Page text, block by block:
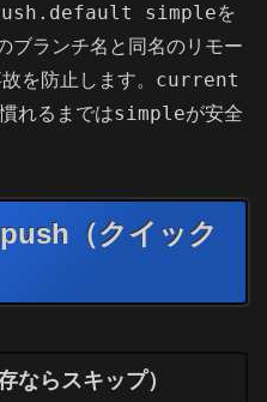
simpleを
ブランチ名と同名のリモー
を防止します。 current
れるまではsimpleが安全
（クイック
ならスキップ）